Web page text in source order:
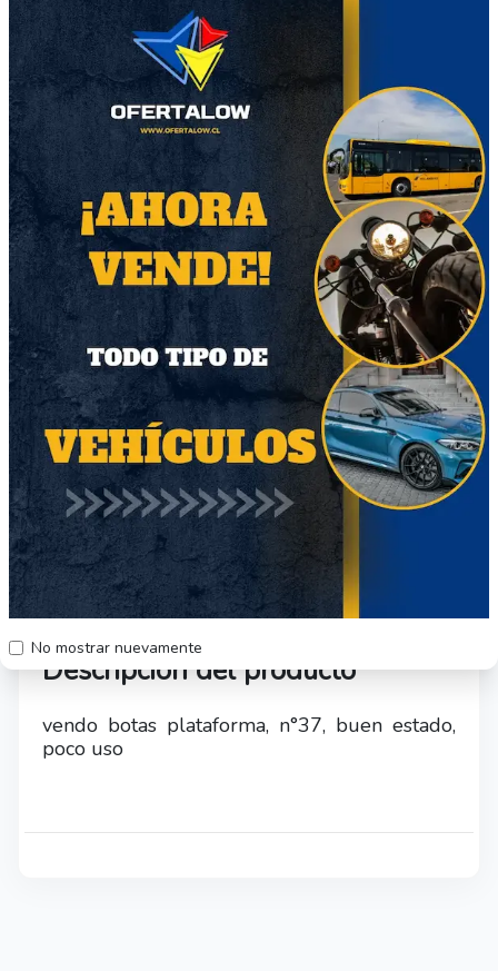
No mostrar nuevamente
Color(es) disponible(s)
Sin definir
Zonas de entrega
Todo el país, sin restriciones.
Hacer Match / Comprar
Preguntar al vendedor
Características del producto
Marca Genérico
Modelo Genérico
Calificación del vendedor
gisela
Sin ventas
Descripción del producto
vendo botas plataforma, n°37, buen estado,
poco uso